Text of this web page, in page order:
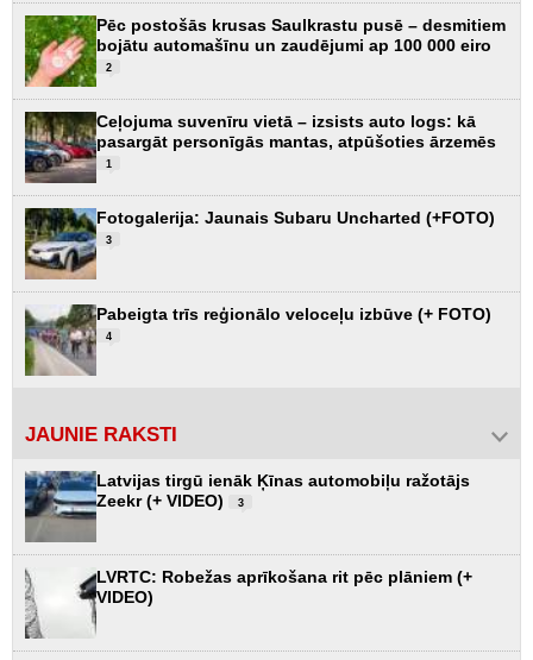
Pēc postošās krusas Saulkrastu pusē – desmitiem
bojātu automašīnu un zaudējumi ap 100 000 eiro
2
Ceļojuma suvenīru vietā – izsists auto logs: kā
pasargāt personīgās mantas, atpūšoties ārzemēs
1
Fotogalerija: Jaunais Subaru Uncharted (+FOTO)
3
Pabeigta trīs reģionālo veloceļu izbūve (+ FOTO)
4
JAUNIE RAKSTI
Latvijas tirgū ienāk Ķīnas automobiļu ražotājs
Zeekr (+ VIDEO)
3
LVRTC: Robežas aprīkošana rit pēc plāniem (+
VIDEO)